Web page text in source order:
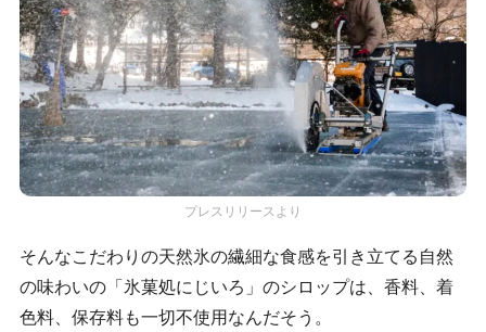
プレスリリースより
そんなこだわりの天然氷の繊細な食感を引き立てる自然
の味わいの「氷菓処にじいろ」のシロップは、香料、着
色料、保存料も一切不使用なんだそう。